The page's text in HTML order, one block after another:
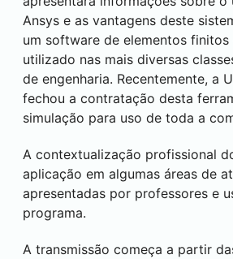
Ansys e as vantagens deste
um software de elementos
utilizado nas mais diversas
de engenharia. Recentemente, a
fechou a contratação desta
simulação para uso de toda a
A contextualização profissional
aplicação em algumas áreas de
apresentadas por professores e
programa.
A transmissão começa a partir